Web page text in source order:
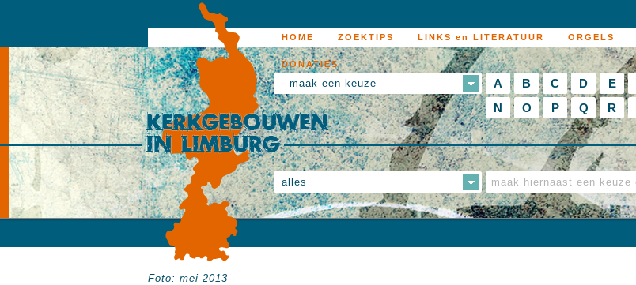
HOME ZOEKTIPS LINKS en LITERATUUR ORGELS
DONATIES
- maak een keuze - A B C D E
N
O P Q R
alles
Foto: mei 2013